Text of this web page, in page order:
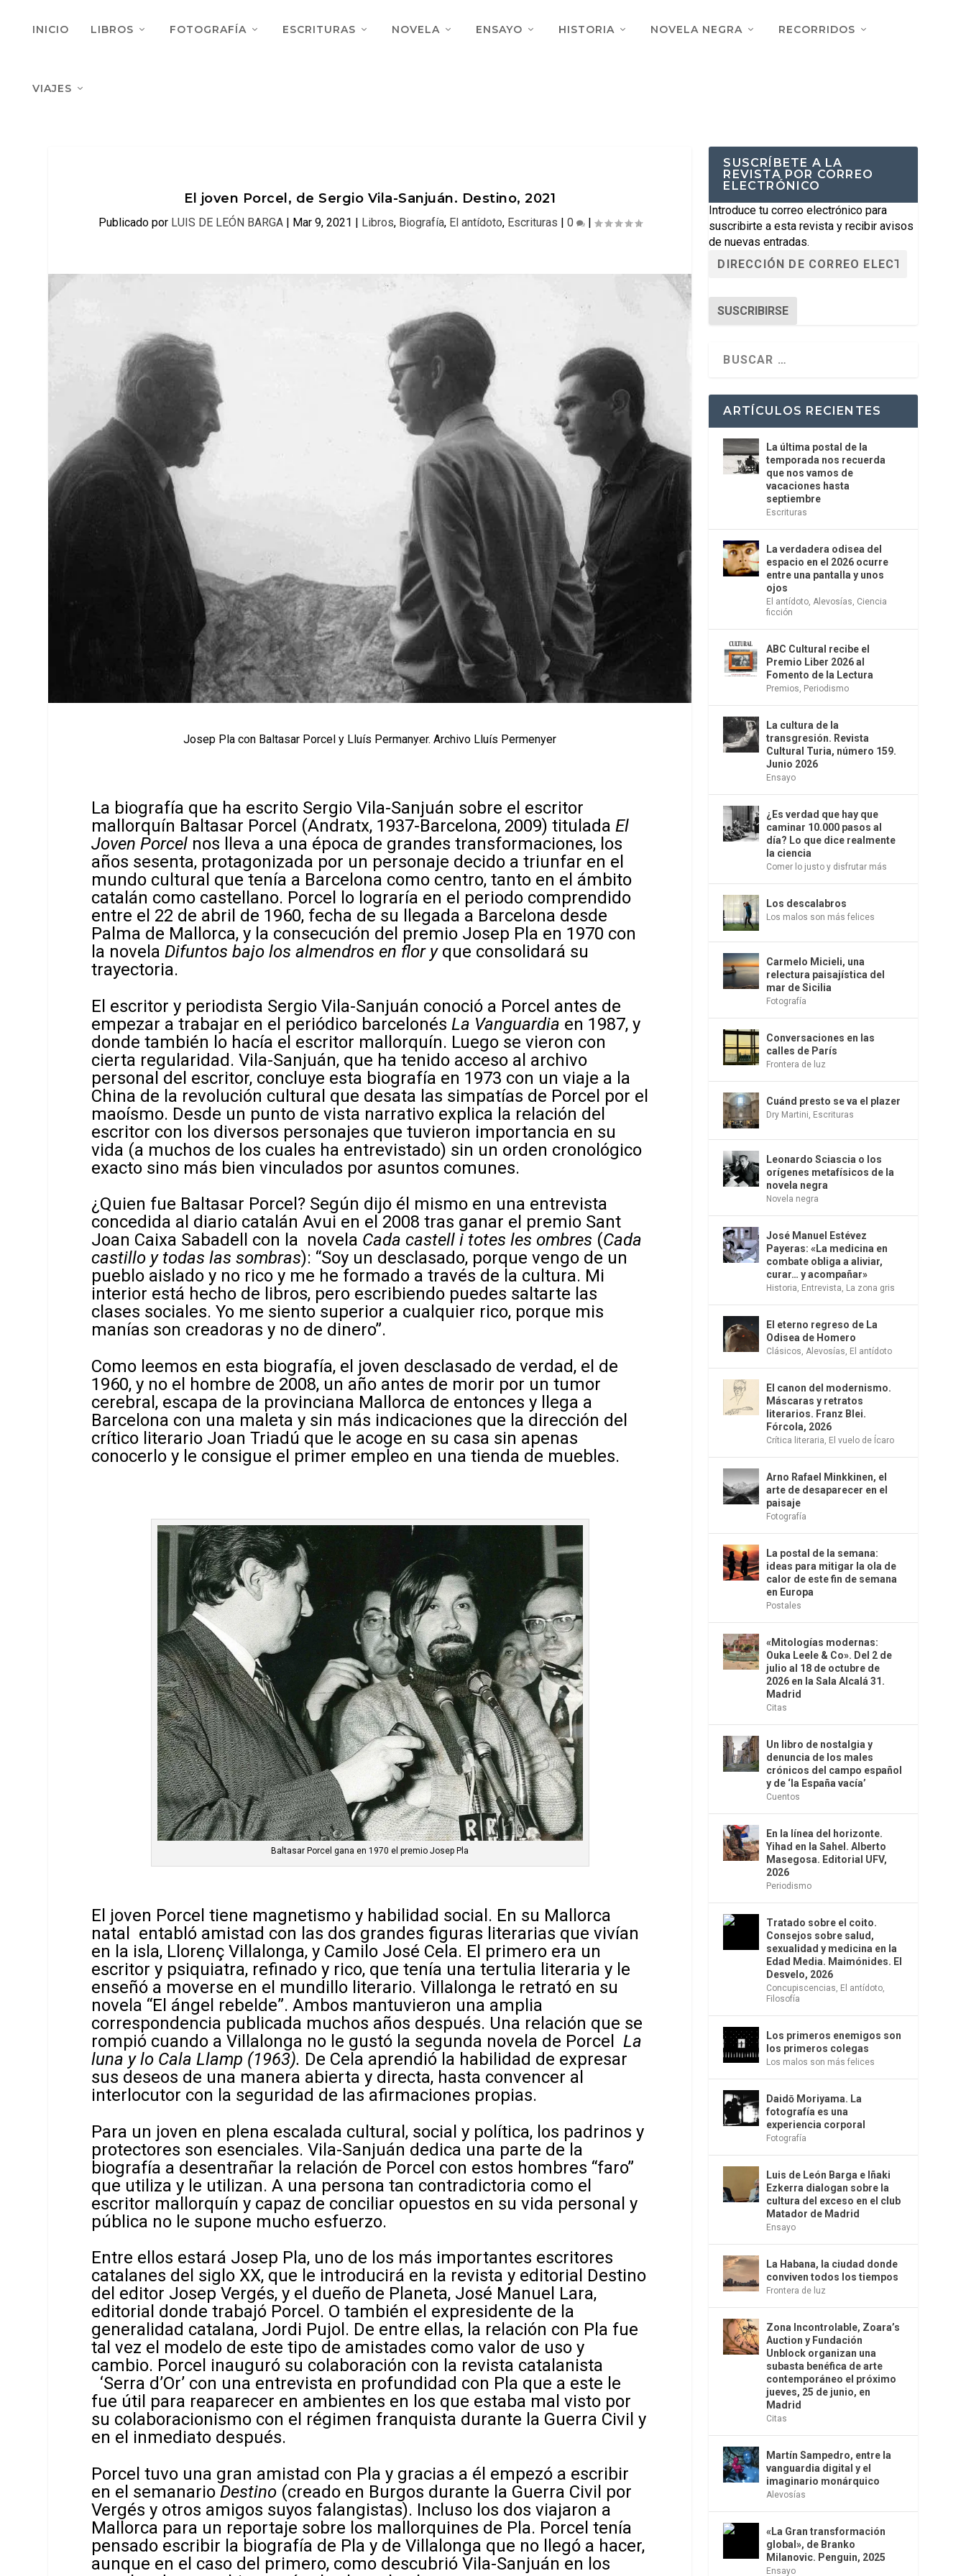
INICIO LIBROS FOTOGRAFÍA ESCRITURAS NOVELA ENSAYO HISTORIA NOVELA NEGRA RECORRIDOS
VIAJES
El joven Porcel, de Sergio Vila-Sanjuán. Destino, 2021
Publicado por LUIS DE LEÓN BARGA| Mar 9, 2021 | Libros, Biografía, El antídoto, Escrituras | 0 |
Josep Pla con Baltasar Porcel y Lluís Permanyer. Archivo Lluís Permenyer
La biografía que ha escrito Sergio Vila-Sanjuán sobre el escritor
mallorquín Baltasar Porcel (Andratx, 1937-Barcelona, 2009) tituladaEl
Joven Porcel nos lleva a una época de grandes transformaciones, los
años sesenta, protagonizada por un personaje decido a triunfar en el
mundo cultural que tenía a Barcelona como centro, tanto en el ámbito
catalán como castellano. Porcel lo lograría en el periodo comprendido
entre el 22 de abril de 1960, fecha de su llegada a Barcelona desde
Palma de Mallorca, y la consecución del premio Josep Pla en 1970 con
la novelaDifuntos bajo los almendros en flor y que consolidará su
trayectoria.
El escritor y periodista Sergio Vila-Sanjuán conoció a Porcel antes de
empezar a trabajar en el periódico barcelonés La Vanguardia en 1987, y
donde también lo hacía el escritor mallorquín. Luego se vieron con
cierta regularidad. Vila-Sanjuán, que ha tenido acceso al archivo
personal del escritor, concluye esta biografía en 1973 con un viaje a la
China de la revolución cultural que desata las simpatías de Porcel por el
maoísmo. Desde un punto de vista narrativo explica la relación del
escritor con los diversos personajes que tuvieron importancia en su
vida (a muchos de los cuales ha entrevistado) sin un orden cronológico
exacto sino más bien vinculados por asuntos comunes.
¿Quien fue Baltasar Porcel? Según dijo él mismo en una entrevista
concedida al diario catalán Avui en el 2008 tras ganar el premio Sant
Joan Caixa Sabadell con la novela Cada castell i totes les ombres (Cada
castillo y todas las sombras): “Soy un desclasado, porque vengo de un
pueblo aislado y no rico y me he formado a través de la cultura. Mi
interior está hecho de libros, pero escribiendo puedes saltarte las
clases sociales. Yo me siento superior a cualquier rico, porque mis
manías son creadoras y no de dinero”.
Como leemos en esta biografía, el joven desclasado de verdad, el de
1960, y no el hombre de 2008, un año antes de morir por un tumor
cerebral, escapa de la provinciana Mallorca de entonces y llega a
Barcelona con una maleta y sin más indicaciones que la dirección del
crítico literario Joan Triadú que le acoge en su casa sin apenas
conocerlo y le consigue el primer empleo en una tienda de muebles.
Baltasar Porcel gana en 1970 el premio Josep Pla
El joven Porcel tiene magnetismo y habilidad social. En su Mallorca
natal entabló amistad con las dos grandes figuras literarias que vivían
en la isla, Llorenç Villalonga, y Camilo José Cela. El primero era un
escritor y psiquiatra, refinado y rico, que tenía una tertulia literaria y le
enseñó a moverse en el mundillo literario. Villalonga le retrató en su
novela “El ángel rebelde”. Ambos mantuvieron una amplia
correspondencia publicada muchos años después. Una relación que se
rompió cuando a Villalonga no le gustó la segunda novela de PorcelLa
luna y lo Cala Llamp (1963). De Cela aprendió la habilidad de expresar
sus deseos de una manera abierta y directa, hasta convencer al
interlocutor con la seguridad de las afirmaciones propias.
Para un joven en plena escalada cultural, social y política, los padrinos y
protectores son esenciales. Vila-Sanjuán dedica una parte de la
biografía a desentrañar la relación de Porcel con estos hombres “faro”
que utiliza y le utilizan. A una persona tan contradictoria como el
escritor mallorquín y capaz de conciliar opuestos en su vida personal y
pública no le supone mucho esfuerzo.
Entre ellos estará Josep Pla, uno de los más importantes escritores
catalanes del siglo XX, que le introducirá en la revista y editorial Destino
del editor Josep Vergés, y el dueño de Planeta, José Manuel Lara,
editorial donde trabajó Porcel. O también el expresidente de la
generalidad catalana, Jordi Pujol. De entre ellas, la relación con Pla fue
tal vez el modelo de este tipo de amistades como valor de uso y
cambio. Porcel inauguró su colaboración con la revista catalanista
‘Serra d’Or’ con una entrevista en profundidad con Pla que a este le
fue útil para reaparecer en ambientes en los que estaba mal visto por
su colaboracionismo con el régimen franquista durante la Guerra Civil y
en el inmediato después.
Porcel tuvo una gran amistad con Pla y gracias a él empezó a escribir
en el semanarioDestino (creado en Burgos durante la Guerra Civil por
Vergés y otros amigos suyos falangistas). Incluso los dos viajaron a
Mallorca para un reportaje sobre los mallorquines de Pla. Porcel tenía
pensado escribir la biografía de Pla y de Villalonga que no llegó a hacer,
aunque en el caso del primero, como descubrió Vila-Sanjuán en los
SUSCRÍBETE A LA
REVISTA POR CORREO
ELECTRÓNICO
Introduce tu correo electrónico para
suscribirte a esta revista y recibir avisos
de nuevas entradas.
SUSCRIBIRSE
ARTÍCULOS RECIENTES
La última postal de la
temporada nos recuerda
que nos vamos de
vacaciones hasta
septiembre
Escrituras
La verdadera odisea del
espacio en el 2026 ocurre
entre una pantalla y unos
ojos
El antídoto Alevosías Ciencia
ficción
ABC Cultural recibe el
Premio Liber 2026 al
Fomento de la Lectura
Premios Periodismo
La cultura de la
transgresión. Revista
Cultural Turia, número 159.
Junio 2026
Ensayo
¿Es verdad que hay que
caminar 10.000 pasos al
día? Lo que dice realmente
la ciencia
Comer lo justo y disfrutar más
Los descalabros
Los malos son más felices
Carmelo Micieli, una
relectura paisajística del
mar de Sicilia
Fotografía
Conversaciones en las
calles de París
Frontera de luz
Cuánd presto se va el plazer
Dry Martini Escrituras
Leonardo Sciascia o los
orígenes metafísicos de la
novela negra
Novela negra
José Manuel Estévez
Payeras: «La medicina en
combate obliga a aliviar,
curar… y acompañar»
Historia Entrevista La zona gris
El eterno regreso de La
Odisea de Homero
Clásicos Alevosías El antídoto
El canon del modernismo.
Máscaras y retratos
literarios. Franz Blei.
Fórcola, 2026
Crítica literaria El vuelo de Ícaro
Arno Rafael Minkkinen, el
arte de desaparecer en el
paisaje
Fotografía
La postal de la semana:
ideas para mitigar la ola de
calor de este fin de semana
en Europa
Postales
«Mitologías modernas:
Ouka Leele & Co». Del 2 de
julio al 18 de octubre de
2026 en la Sala Alcalá 31.
Madrid
Citas
Un libro de nostalgia y
denuncia de los males
crónicos del campo español
y de ‘la España vacía’
Cuentos
En la línea del horizonte.
Yihad en la Sahel. Alberto
Masegosa. Editorial UFV,
2026
Periodismo
Tratado sobre el coito.
Consejos sobre salud,
sexualidad y medicina en la
Edad Media. Maimónides. El
Desvelo, 2026
Concupiscencias El antídoto
Filosofía
Los primeros enemigos son
los primeros colegas
Los malos son más felices
Daidō Moriyama. La
fotografía es una
experiencia corporal
Fotografía
Luis de León Barga e Iñaki
Ezkerra dialogan sobre la
cultura del exceso en el club
Matador de Madrid
Ensayo
La Habana, la ciudad donde
conviven todos los tiempos
Frontera de luz
Zona Incontrolable, Zoara’s
Auction y Fundación
Unblock organizan una
subasta benéfica de arte
contemporáneo el próximo
jueves, 25 de junio, en
Madrid
Citas
Martín Sampedro, entre la
vanguardia digital y el
imaginario monárquico
Alevosías
«La Gran transformación
global», de Branko
Milanovic. Penguin, 2025
Ensayo